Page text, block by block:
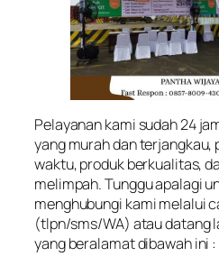
Pelayanan kami sudah 24
yang murah dan
waktu, produk berkualitas,
melimpah. Tunggu apalagi
menghubungi kami melalui
(tlpn/sms/WA) atau datang
yang beralamat dibawah ini :